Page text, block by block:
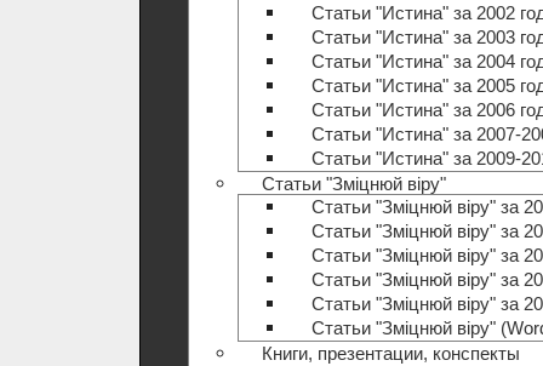
Статьи "Истина" за 2002
Статьи "Истина" за 2003
Статьи "Истина" за 2004
Статьи "Истина" за 2005
Статьи "Истина" за 2006
Статьи "Истина" за 2007-
Статьи "Истина" за 2009-
Статьи "Зміцнюй віру"
Статьи "Зміцнюй віру" за
Статьи "Зміцнюй віру" за
Статьи "Зміцнюй віру" за
Статьи "Зміцнюй віру" за
Статьи "Зміцнюй віру" за
Статьи "Зміцнюй віру"
Книги, презентации, конспекты